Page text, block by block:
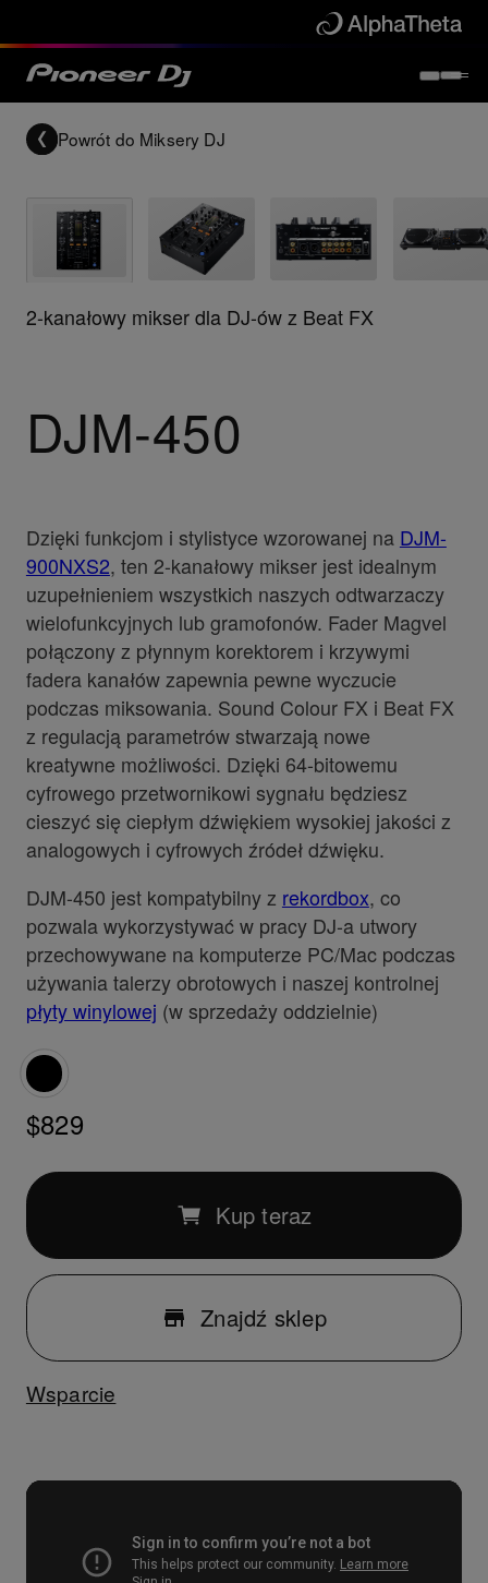
Powrót do Miksery DJ
2-kanałowy mikser dla DJ-ów z Beat FX
DJM-450
Dzięki funkcjom i stylistyce wzorowanej na DJM-
900NXS2, ten 2-kanałowy mikser jest idealnym
uzupełnieniem wszystkich naszych odtwarzaczy
wielofunkcyjnych lub gramofonów. Fader Magvel
połączony z płynnym korektorem i krzywymi
fadera kanałów zapewnia pewne wyczucie
podczas miksowania. Sound Colour FX i Beat FX
z regulacją parametrów stwarzają nowe
kreatywne możliwości. Dzięki 64-bitowemu
cyfrowego przetwornikowi sygnału będziesz
cieszyć się ciepłym dźwiękiem wysokiej jakości z
analogowych i cyfrowych źródeł dźwięku.
DJM-450 jest kompatybilny z rekordbox, co
pozwala wykorzystywać w pracy DJ-a utwory
przechowywane na komputerze PC/Mac podczas
używania talerzy obrotowych i naszej kontrolnej
płyty winylowej (w sprzedaży oddzielnie)
$829
Kup teraz
Znajdź sklep
Wsparcie